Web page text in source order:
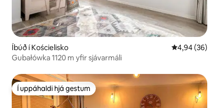
Íbúð í Kościelisko 4,94 af 5 í
4,94 (36)
Gubałówka 1120 m yfir sjávarmáli
Í uppáhaldi hjá gestum
Í uppáhaldi hjá gestum